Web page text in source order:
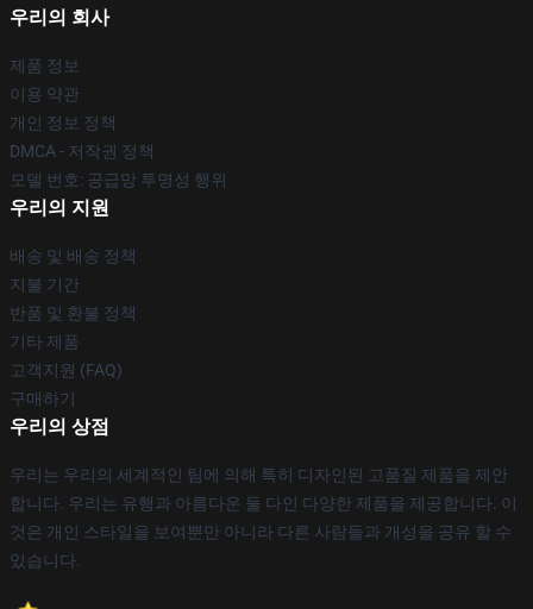
우리의 회사
제품 정보
이용 약관
개인 정보 정책
DMCA - 저작권 정책
모델 번호: 공급망 투명성 행위
우리의 지원
배송 및 배송 정책
지불 기간
반품 및 환불 정책
기타 제품
고객지원 (FAQ)
구매하기
우리의 상점
우리는 우리의 세계적인 팀에 의해 특히 디자인된 고품질 제품을 제안
합니다. 우리는 유행과 아름다운 둘 다인 다양한 제품을 제공합니다. 이
것은 개인 스타일을 보여뿐만 아니라 다른 사람들과 개성을 공유 할 수
있습니다.